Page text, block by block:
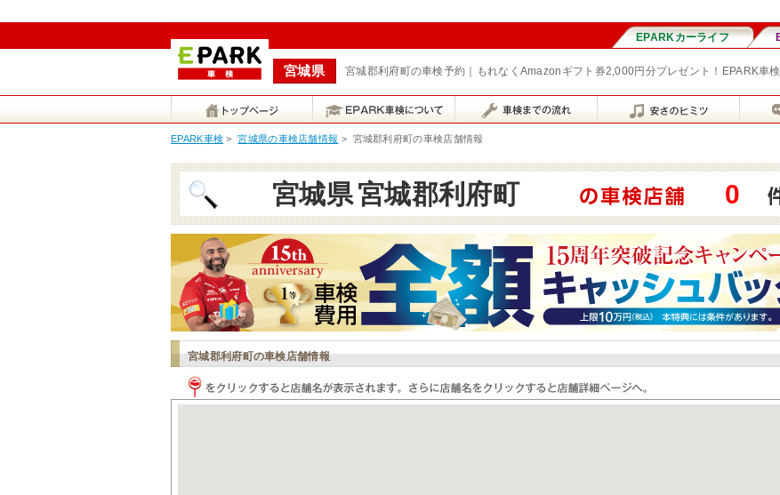
宮城県 宮城郡利府町の車検予約｜もれなくAmazonギフト券2,000円分プレゼント！EPARK車検
EPARK車検 > 宮城県の車検店舗情報 > 宮城郡利府町の車検店舗情報
宮城県宮城郡利府町 0
宮城郡利府町の車検店舗情報